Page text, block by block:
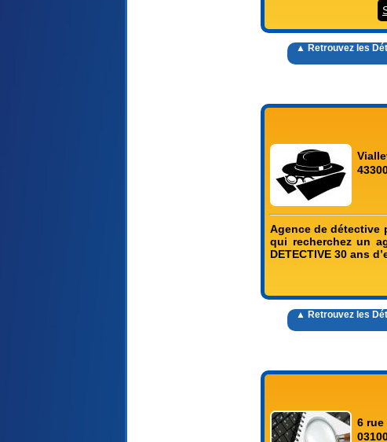
▲ Retrouvez les
Agence de détective
qui recherchez un
DETECTIVE 30 ans
▲ Retrouvez les
6 rue